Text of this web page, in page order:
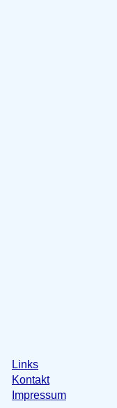
Links
Kontakt
Impressum